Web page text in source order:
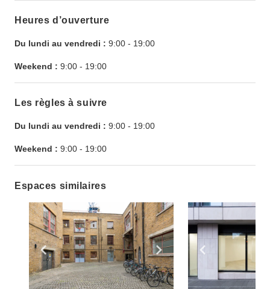
Heures d’ouverture
Du lundi au vendredi : 9:00 - 19:00
Weekend : 9:00 - 19:00
Les règles à suivre
Du lundi au vendredi : 9:00 - 19:00
Weekend : 9:00 - 19:00
Espaces similaires
Show previous slide Show next slide